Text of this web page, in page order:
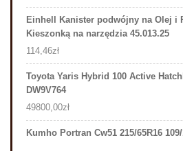
Einhell Kanister podwójny na Olej i
Kieszonką na narzędzia 45.013.25
114,46zł
Toyota Yaris Hybrid 100 Active
DW9V764
49800,00zł
Kumho Portran Cw51 215/65R16